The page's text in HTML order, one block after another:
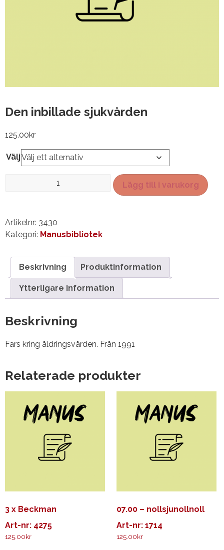
Den inbillade sjukvården
125.00kr
Välj
Lägg till i varukorg
Artikelnr: 3430
Kategori: Manusbibliotek
Beskrivning Produktinformation
Ytterligare information
Beskrivning
Fars kring åldringsvården. Från 1991
Relaterade produkter
3 x Beckman
Art-nr: 4275
125.00kr
07.00 – nollsjunollnoll
Art-nr: 1714
125.00kr